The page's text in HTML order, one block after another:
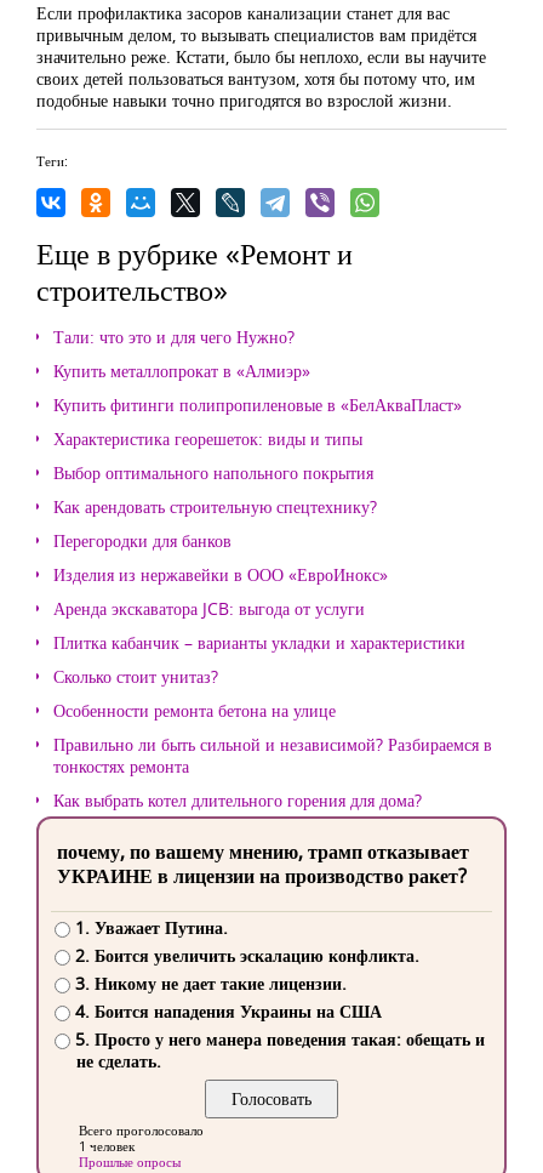
Если профилактика засоров канализации станет для вас
привычным делом, то вызывать специалистов вам придётся
значительно реже. Кстати, было бы неплохо, если вы научите
своих детей пользоваться вантузом, хотя бы потому что, им
подобные навыки точно пригодятся во взрослой жизни.
Теги:
Еще в рубрике «Ремонт и
строительство»
Тали: что это и для чего Нужно?
Купить металлопрокат в «Алмиэр»
Купить фитинги полипропиленовые в «БелАкваПласт»
Характеристика георешеток: виды и типы
Выбор оптимального напольного покрытия
Как арендовать строительную спецтехнику?
Перегородки для банков
Изделия из нержавейки в ООО «ЕвроИнокс»
Аренда экскаватора JCB: выгода от услуги
Плитка кабанчик – варианты укладки и характеристики
Сколько стоит унитаз?
Особенности ремонта бетона на улице
Правильно ли быть сильной и независимой? Разбираемся в
тонкостях ремонта
Как выбрать котел длительного горения для дома?
почему, по вашему мнению, трамп отказывает
УКРАИНЕ в лицензии на производство ракет?
1. Уважает Путина.
2. Боится увеличить эскалацию конфликта.
3. Никому не дает такие лицензии.
4. Боится нападения Украины на США
5. Просто у него манера поведения такая: обещать и
не сделать.
Всего проголосовало
1 человек
Прошлые опросы